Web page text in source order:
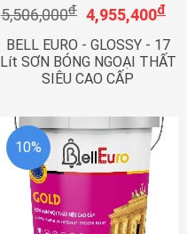
5,506,000đ 4,955,400đ
BELL EURO - GLOSSY - 17
Lít SƠN BÓNG NGOẠI THẤT
SIÊU CAO CẤP
10%